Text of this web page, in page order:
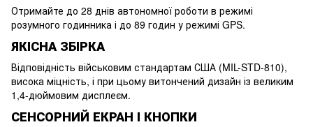
Отримайте до 28 днів автономної роботи в режимі
розумного годинника і до 89 годин у режимі GPS.
ЯКІСНА ЗБІРКА
Відповідність військовим стандартам США (MIL-STD-810),
висока міцність, і при цьому витончений дизайн із великим
1,4-дюймовим дисплеєм.
СЕНСОРНИЙ ЕКРАН І КНОПКИ